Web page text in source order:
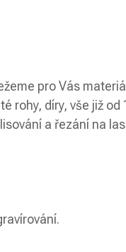
pro Vás
rohy, díry, vše již od
a řezání na